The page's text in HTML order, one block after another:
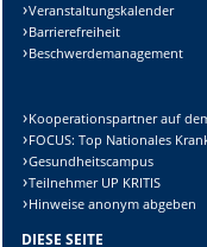
Veranstaltungskalender
Barrierefreiheit
Beschwerdemanagement
Kooperationspartner auf
FOCUS: Top Nationales
Gesundheitscampus
Teilnehmer UP KRITIS
Hinweise anonym abgeben
DIESE SEITE